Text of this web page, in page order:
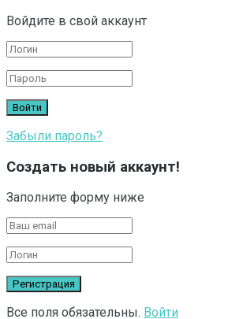
Войдите в свой аккаунт
Забыли пароль?
Создать новый аккаунт!
Заполните форму ниже
Все поля обязательны. Войти